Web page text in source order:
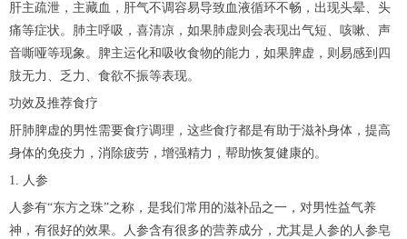
肝主疏泄，主藏血，肝气不调容易导致血液循环不畅，出现头晕、头
痛等症状。肺主呼吸，喜清凉，如果肺虚则会表现出气短、咳嗽、声
音嘶哑等现象。脾主运化和吸收食物的能力，如果脾虚，则易感到四
肢无力、乏力、食欲不振等表现。
功效及推荐食疗
肝肺脾虚的男性需要食疗调理，这些食疗都是有助于滋补身体，提高
身体的免疫力，消除疲劳，增强精力，帮助恢复健康的。
1. 人参
人参有“东方之珠”之称，是我们常用的滋补品之一，对男性益气养
神，有很好的效果。人参含有很多的营养成分，尤其是人参的人参皂